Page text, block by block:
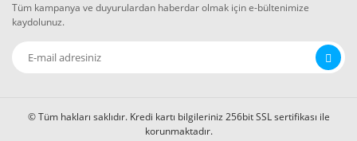
Tüm kampanya ve duyurulardan haberdar olmak için e-bültenimize
kaydolunuz.
© Tüm hakları saklıdır. Kredi kartı bilgileriniz 256bit SSL sertifikası ile
korunmaktadır.